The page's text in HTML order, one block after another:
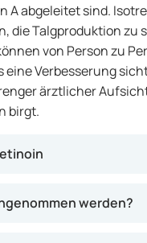
A abgeleitet sind.
die Talgproduktion zu
von Person zu
eine Verbesserung
ärztlicher
birgt.
Dies trägt dazu bei,
werden?